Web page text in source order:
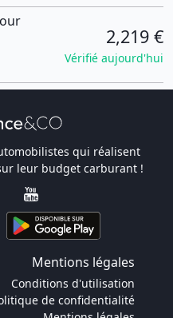
2,219 €
Vérifié aujourd'hui
qui réalisent
leur budget carburant !
Mentions légales
Conditions d'utilisation
de confidentialité